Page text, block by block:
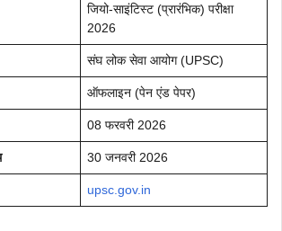
जियो-साइंटिस्ट (प्रारंभिक) परीक्षा
2026
संघ लोक सेवा आयोग (UPSC)
ऑफलाइन (पेन एंड पेपर)
08 फरवरी 2026
30 जनवरी 2026
upsc.gov.in